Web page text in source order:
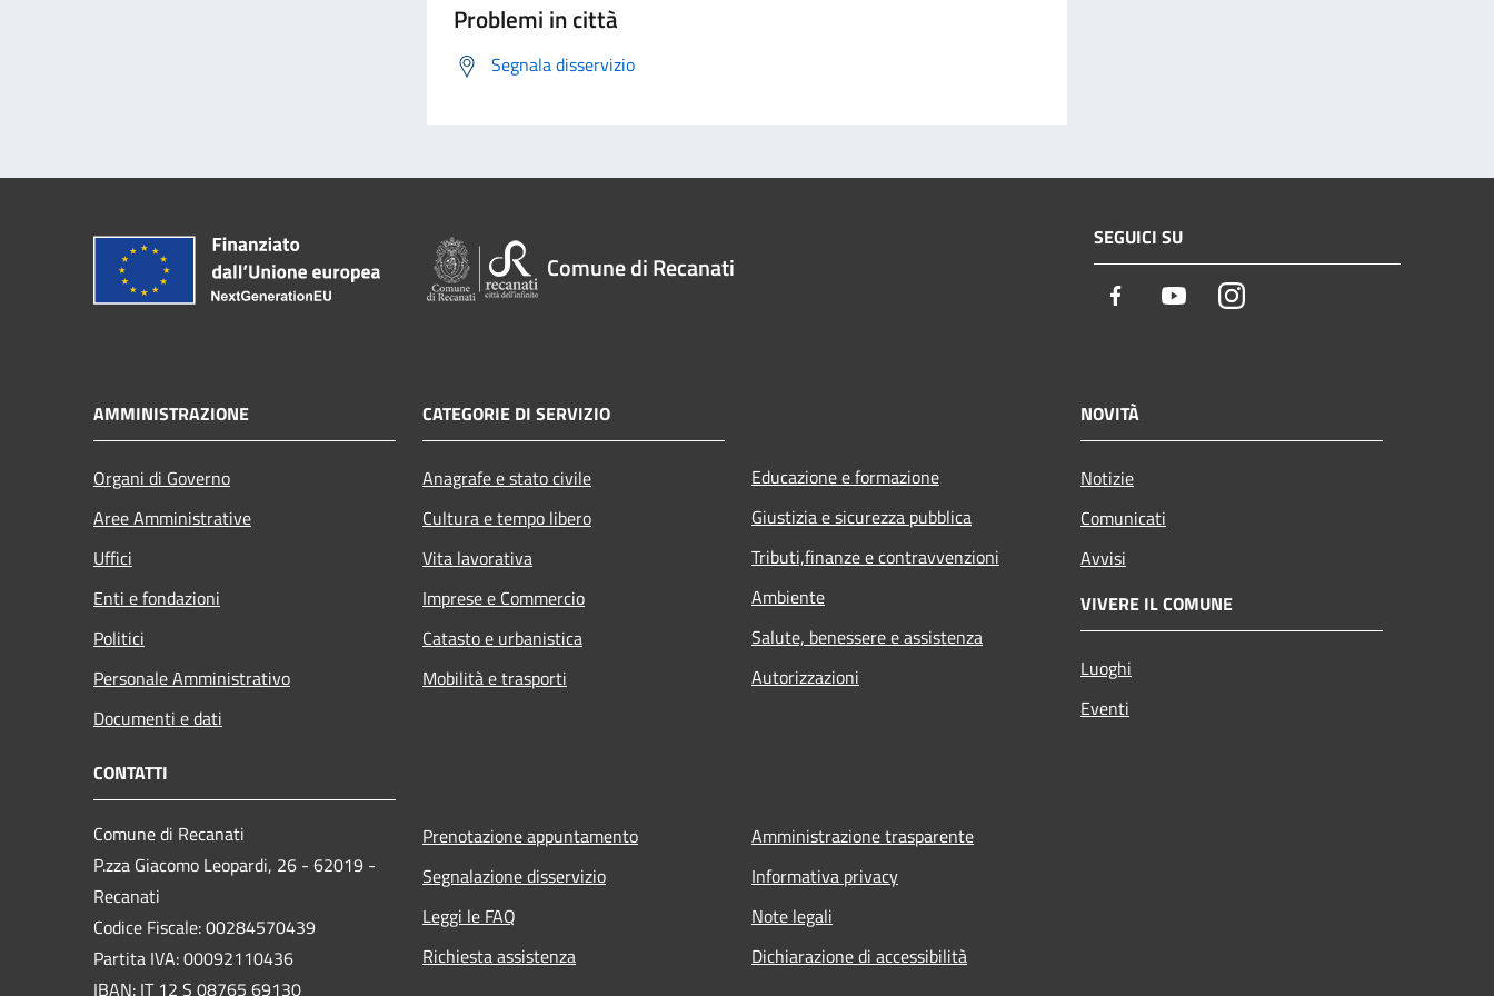
Problemi in città
Segnala disservizio
Comune di Recanati
SEGUICI SU
Facebook YoutubeInstagram
AMMINISTRAZIONE
Organi di Governo
Aree Amministrative
Uffici
Enti e fondazioni
Politici
Personale Amministrativo
Documenti e dati
CATEGORIE DI SERVIZIO
Anagrafe e stato civile
Cultura e tempo libero
Vita lavorativa
Imprese e Commercio
Catasto e urbanistica
Mobilità e trasporti
Educazione e formazione
Giustizia e sicurezza pubblica
Tributi,finanze e contravvenzioni
Ambiente
Salute, benessere e assistenza
Autorizzazioni
NOVITÀ
Notizie
Comunicati
Avvisi
VIVERE IL COMUNE
Luoghi
Eventi
CONTATTI
Comune di Recanati
P.zza Giacomo Leopardi, 26 - 62019 -
Recanati
Codice Fiscale: 00284570439
Partita IVA: 00092110436
IBAN: IT 12 S 08765 69130
Prenotazione appuntamento
Segnalazione disservizio
Leggi le FAQ
Richiesta assistenza
Amministrazione trasparente
Informativa privacy
Note legali
Dichiarazione di accessibilità